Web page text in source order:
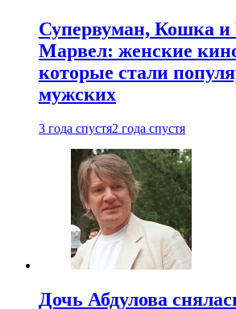
Супервуман, Кошка и
Марвел: женские
которые стали
мужских
3 года спустя2 года спустя
Дочь Абдулова